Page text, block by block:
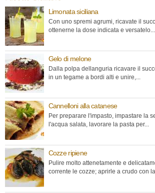
Limonata siciliana
Con uno spremi agrumi, ricavate il
ottenerne la dose indicata e versatelo...
Gelo di melone
Dalla polpa dellanguria ricavare il
in un tegame a bordi alti e unire,...
Cannelloni alla catanese
Per preparare l'impasto, impastare la
l'acqua salata, lavorare la pasta per...
Cozze ripiene
Pulire molto attenetamente e
corrente le cozze; aprirle a crudo con